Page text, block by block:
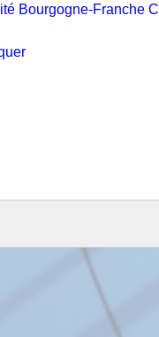
Bourgogne-Franche